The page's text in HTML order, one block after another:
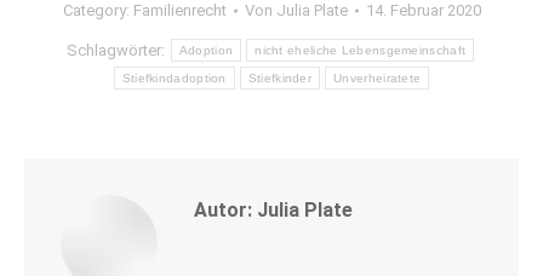
Category: Familienrecht Von Julia Plate 14. Februar 2020
Schlagwörter: Adoption nicht eheliche Lebensgemeinschaft
Stiefkindadoption Stiefkinder Unverheiratete
Autor: Julia Plate